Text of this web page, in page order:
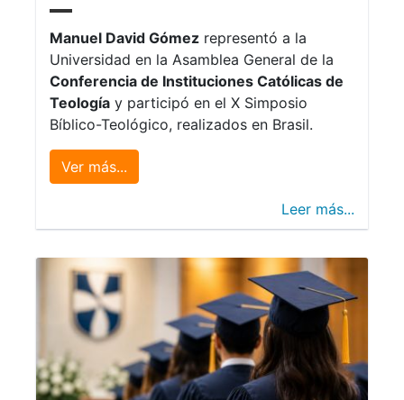
Manuel David Gómez representó a la
Universidad en la Asamblea General de la
Conferencia de Instituciones Católicas de
Teología y participó en el X Simposio
Bíblico-Teológico, realizados en Brasil.
Ver más...
Leer más...